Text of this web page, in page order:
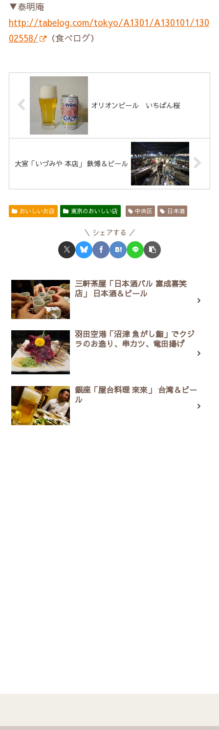
▼泰明庵
http://tabelog.com/tokyo/A1301/A130101/130
02558/
（食べログ）
オリオンビール いちばん桜
大宮「いづみや 本店」 鉄博＆ビール
おいしいお店 東京のおいしい店 中央区 日本酒
シェアする
三軒茶屋「日本酒バル 富成喜笑
店」 日本酒＆ビール
羽田空港「沼津 魚がし鮨」でクジ
ラのお造り、串カツ、竜田揚げ
銀座「屋台料理 來來」 台湾＆ビー
ル